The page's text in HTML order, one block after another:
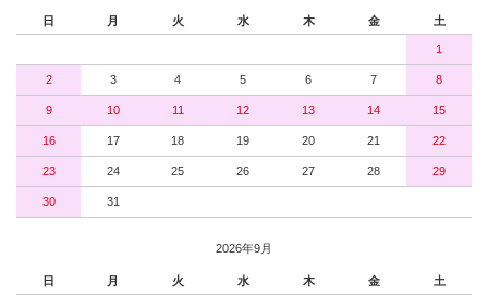
日 月 火 水 木 金 土
1
2 3 4 5 6 7 8
9 10 11 12 13 14 15
16 17 18 19 20 21 22
23 24 25 26 27 28 29
30 31
2026年9月
日 月 火 水 木 金 土